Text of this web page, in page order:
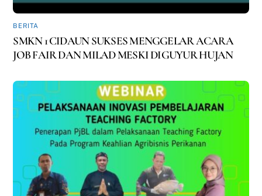
BERITA
SMKN 1 CIDAUN SUKSES MENGGELAR ACARA
JOB FAIR DAN MILAD MESKI DIGUYUR HUJAN